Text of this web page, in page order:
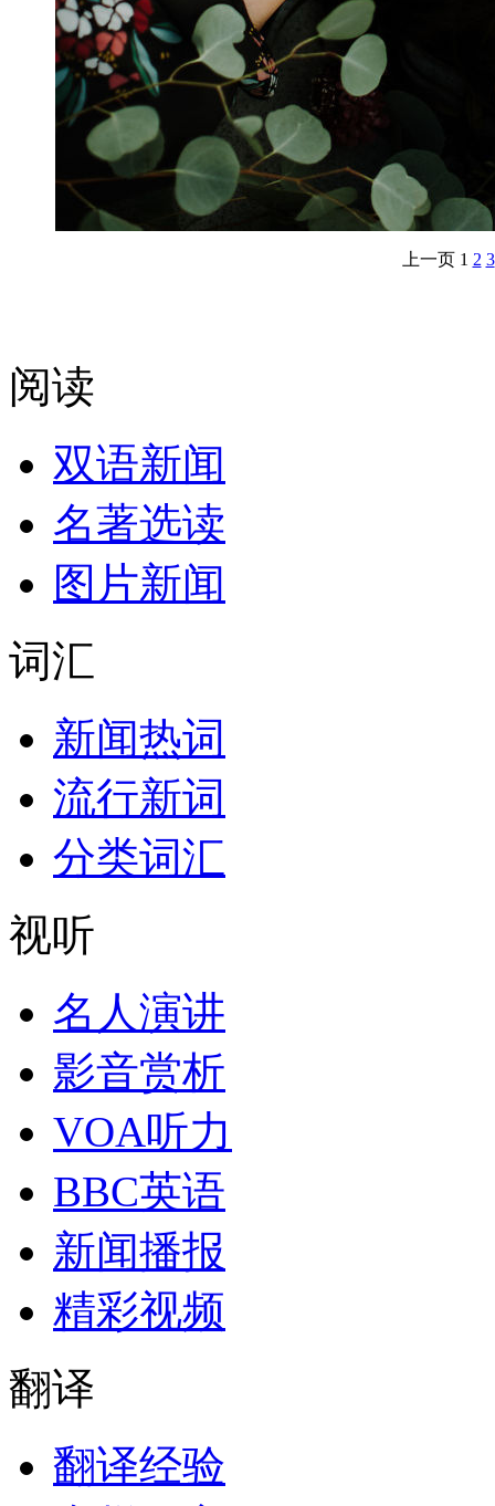
上一页 1 2 3
阅读
双语新闻
名著选读
图片新闻
词汇
新闻热词
流行新词
分类词汇
视听
名人演讲
影音赏析
VOA听力
BBC英语
新闻播报
精彩视频
翻译
翻译经验